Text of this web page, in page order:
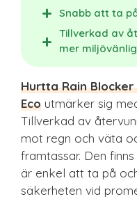
Snabb att ta
Tillverkad av
mer
Hurtta Rain
Eco utmärker sig
Tillverkad av
mot regn och väta
framtassar. Den
är enkel att ta på
säkerheten vid